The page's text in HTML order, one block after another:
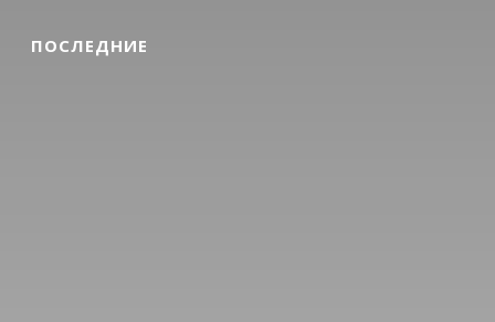
ПОСЛЕДНИЕ